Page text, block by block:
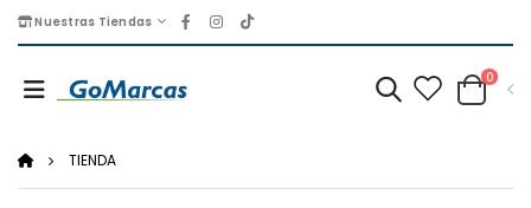
Nuestras Tiendas
0
TIENDA